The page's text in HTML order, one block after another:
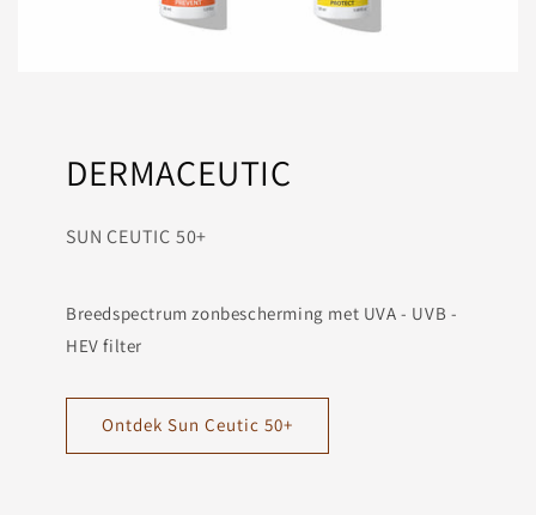
DERMACEUTIC
SUN CEUTIC 50+
Breedspectrum zonbescherming met UVA - UVB -
HEV filter
Ontdek Sun Ceutic 50+